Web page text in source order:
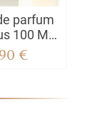
parfum
100 ML
33
€